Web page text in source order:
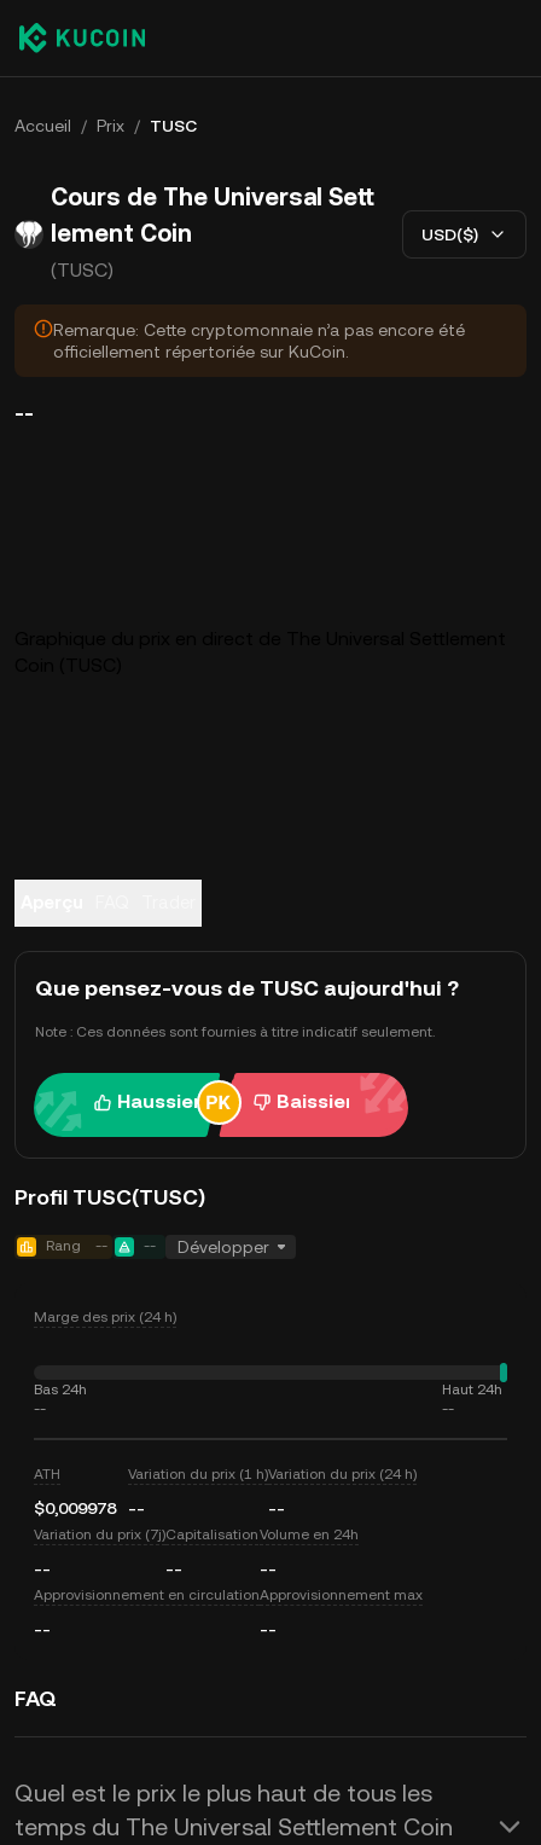
Accueil / Prix / TUSC
Cours de The Universal Sett
lement Coin
(TUSC)
USD($)
Remarque: Cette cryptomonnaie n’a pas encore été
officiellement répertoriée sur KuCoin.
--
Que pensez-vous de TUSC aujourd'hui ?
Note : Ces données sont fournies à titre indicatif seulement.
Haussier Baissier
Profil TUSC(TUSC)
Rang -- -- Développer
Marge des prix (24 h)
Bas 24h
--
Haut 24h
--
ATH
$0,009978
Variation du prix (1 h)
--
Variation du prix (24 h)
--
Variation du prix (7j)
--
Capitalisation
--
Volume en 24h
--
Approvisionnement en circulation
--
Approvisionnement max
--
FAQ
Quel est le prix le plus haut de tous les
temps du The Universal Settlement Coin